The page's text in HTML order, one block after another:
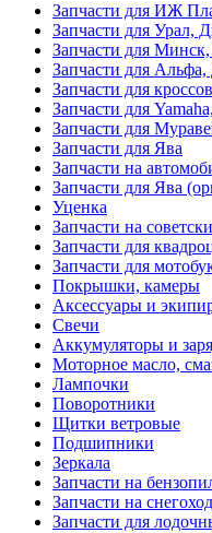
Запчасти для ИЖ
Запчасти для Урал,
Запчасти для
Запчасти для
Запчасти для
Запчасти для
Запчасти для
Запчасти для Ява
Запчасти на
Запчасти для Ява
Уценка
Запчасти на
Запчасти для
Запчасти для
Покрышки, камеры
Аксессуары и
Свечи
Аккумуляторы и
Моторное масло,
Лампочки
Поворотники
Щитки ветровые
Подшипники
Зеркала
Запчасти на
Запчасти на
Запчасти для